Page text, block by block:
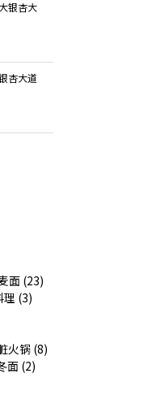
银杏大
杏大道
面 (23)
理 (3)
火锅 (8)
面 (2)